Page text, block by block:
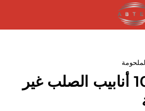
في 10216 أنابيب الصلب غير